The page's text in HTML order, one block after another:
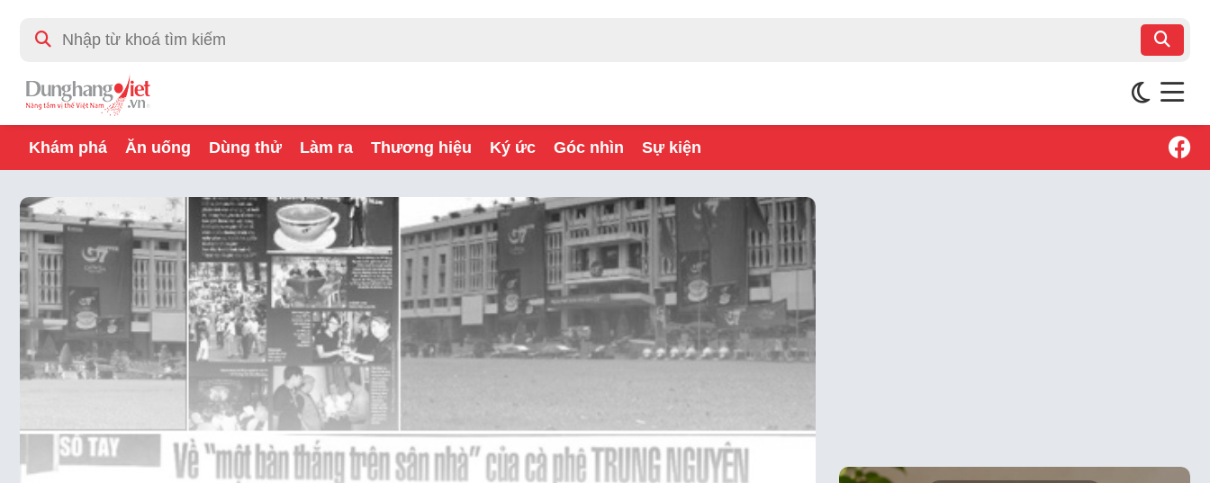
Khám phá Ăn uống Dùng thử Làm ra Thương hiệu Ký ức Góc nhìn Sự kiện